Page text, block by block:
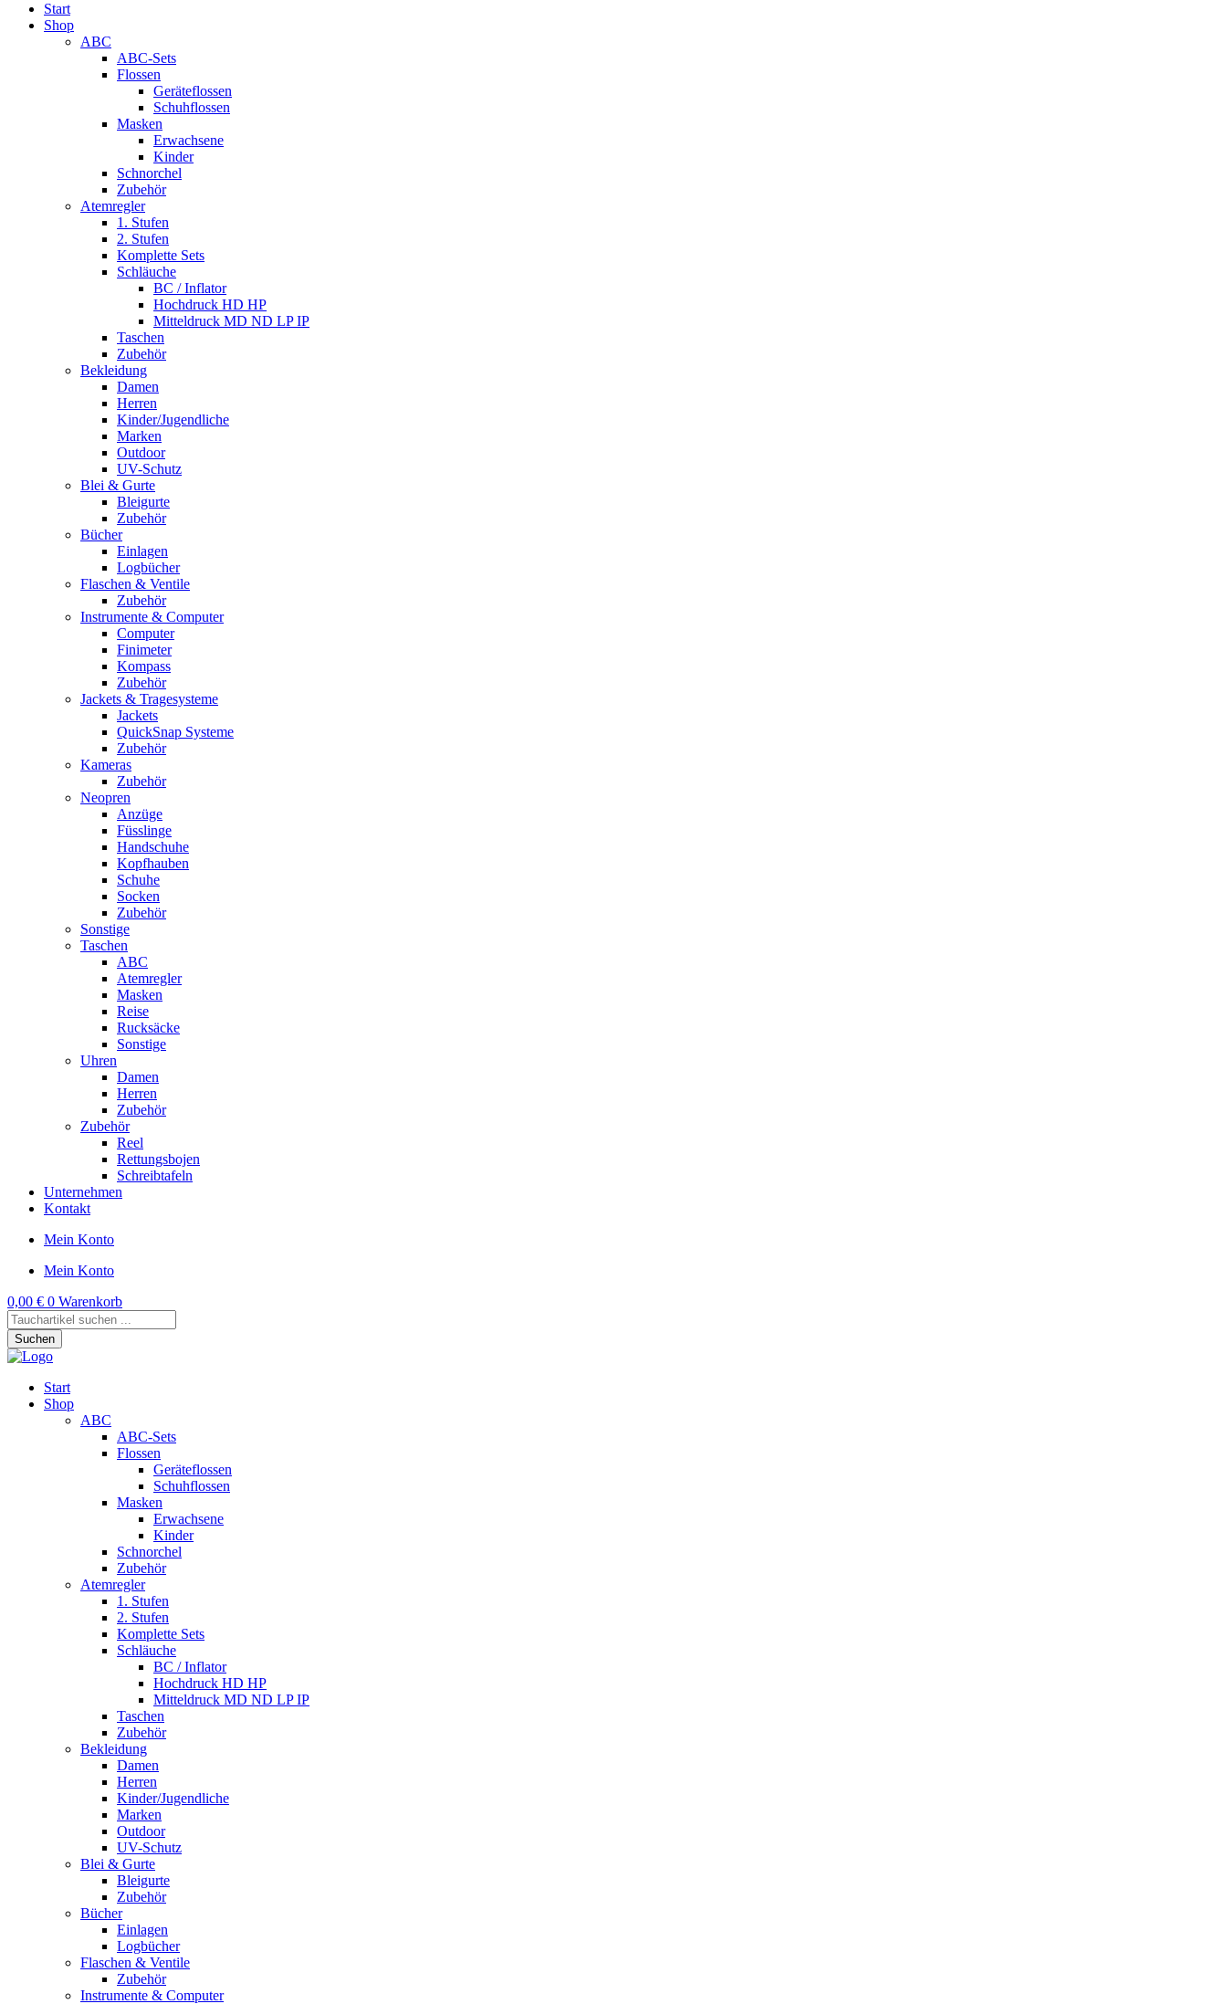
Start
Shop
ABC
ABC-Sets
Flossen
Geräteflossen
Schuhflossen
Masken
Erwachsene
Kinder
Schnorchel
Zubehör
Atemregler
1. Stufen
2. Stufen
Komplette Sets
Schläuche
BC / Inflator
Hochdruck HD HP
Mitteldruck MD ND LP IP
Taschen
Zubehör
Bekleidung
Damen
Herren
Kinder/Jugendliche
Marken
Outdoor
UV-Schutz
Blei & Gurte
Bleigurte
Zubehör
Bücher
Einlagen
Logbücher
Flaschen & Ventile
Zubehör
Instrumente & Computer
Computer
Finimeter
Kompass
Zubehör
Jackets & Tragesysteme
Jackets
QuickSnap Systeme
Zubehör
Kameras
Zubehör
Neopren
Anzüge
Füsslinge
Handschuhe
Kopfhauben
Schuhe
Socken
Zubehör
Sonstige
Taschen
ABC
Atemregler
Masken
Reise
Rucksäcke
Sonstige
Uhren
Damen
Herren
Zubehör
Zubehör
Reel
Rettungsbojen
Schreibtafeln
Unternehmen
Kontakt
Mein Konto
Mein Konto
0,00 € 0 Warenkorb
Products
search
Suchen
Start
Shop
ABC
ABC-Sets
Flossen
Geräteflossen
Schuhflossen
Masken
Erwachsene
Kinder
Schnorchel
Zubehör
Atemregler
1. Stufen
2. Stufen
Komplette Sets
Schläuche
BC / Inflator
Hochdruck HD HP
Mitteldruck MD ND LP IP
Taschen
Zubehör
Bekleidung
Damen
Herren
Kinder/Jugendliche
Marken
Outdoor
UV-Schutz
Blei & Gurte
Bleigurte
Zubehör
Bücher
Einlagen
Logbücher
Flaschen & Ventile
Zubehör
Instrumente & Computer